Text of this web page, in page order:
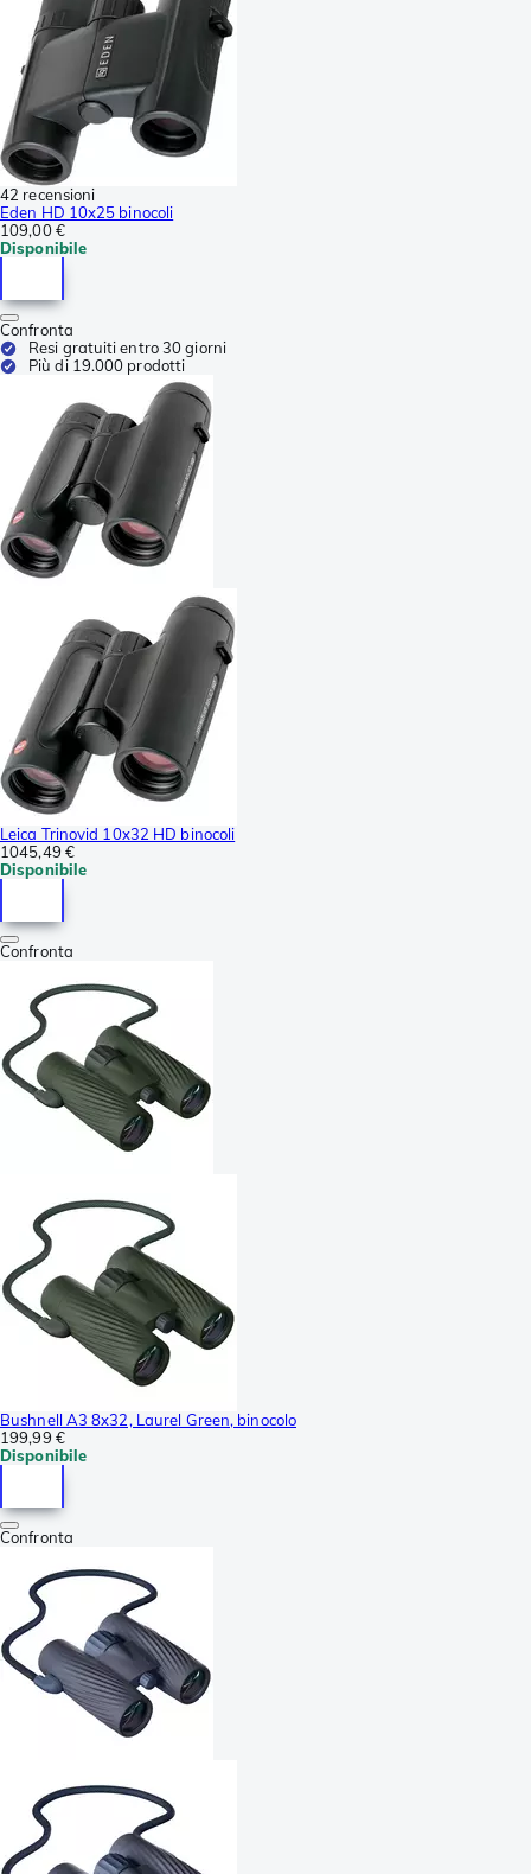
42 recensioni
Eden HD 10x25 binocoli
109,00 €
Disponibile
Confronta
Resi gratuiti entro 30 giorni
Più di 19.000 prodotti
Leica Trinovid 10x32 HD binocoli
1045,49 €
Disponibile
Confronta
Bushnell A3 8x32, Laurel Green, binocolo
199,99 €
Disponibile
Confronta